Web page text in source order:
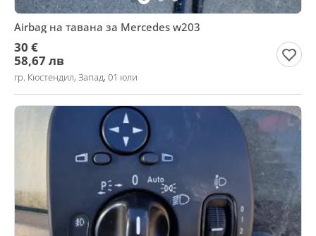
Airbag на тавана за Mercedes w203
30 €
58,67 лв
гр. Кюстендил, Запад, 01 юли